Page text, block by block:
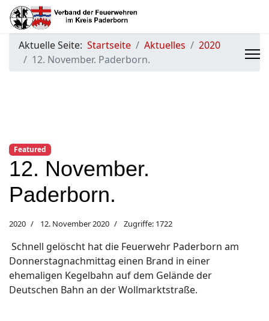
Aktuelle Seite: Startseite Aktuelles
2020
12. November. Paderborn.
Featured
12. November.
Paderborn.
2020 12. November 2020 Zugriffe: 1722
Schnell gelöscht hat die Feuerwehr Paderborn am
Donnerstagnachmittag einen Brand in einer
ehemaligen Kegelbahn auf dem Gelände der
Deutschen Bahn an der Wollmarktstraße.